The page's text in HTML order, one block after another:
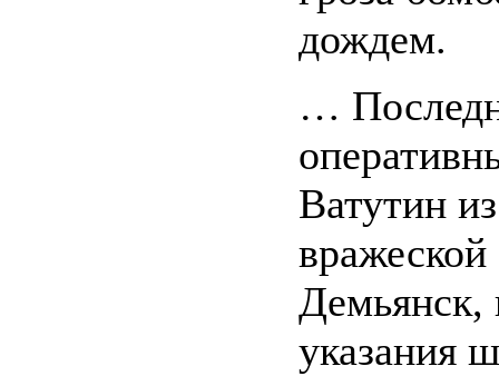
дождем.
…
Ватутин
Демьянск,
указания